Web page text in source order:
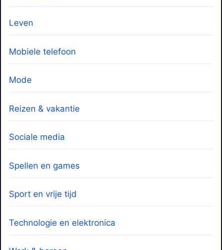
Leven
Mobiele telefoon
Mode
Reizen & vakantie
Sociale media
Spellen en games
Sport en vrije tijd
Technologie en elektronica